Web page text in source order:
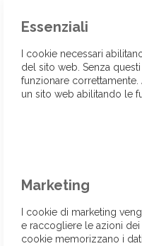
al
30 ANNI DI
HOME
HOME
Essenziali
I cookie necessari
del sito web. Senza
funzionare
un sito web abilitando le
Marketing
I cookie di marketing
e raccogliere le azioni dei
cookie memorizzano i